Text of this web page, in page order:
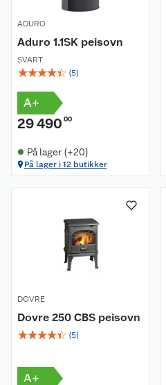
ADURO
Aduro 1.1SK peisovn
SVART
☆☆☆☆☆ (5)
A+
29 490 00
På lager (+20)
På lager i 12 butikker
DOVRE
Dovre 250 CBS peisovn
☆☆☆☆☆ (5)
A+
Kundeservice
Kontakt oss
Reklamasjon
Våre kjeder
Personvern